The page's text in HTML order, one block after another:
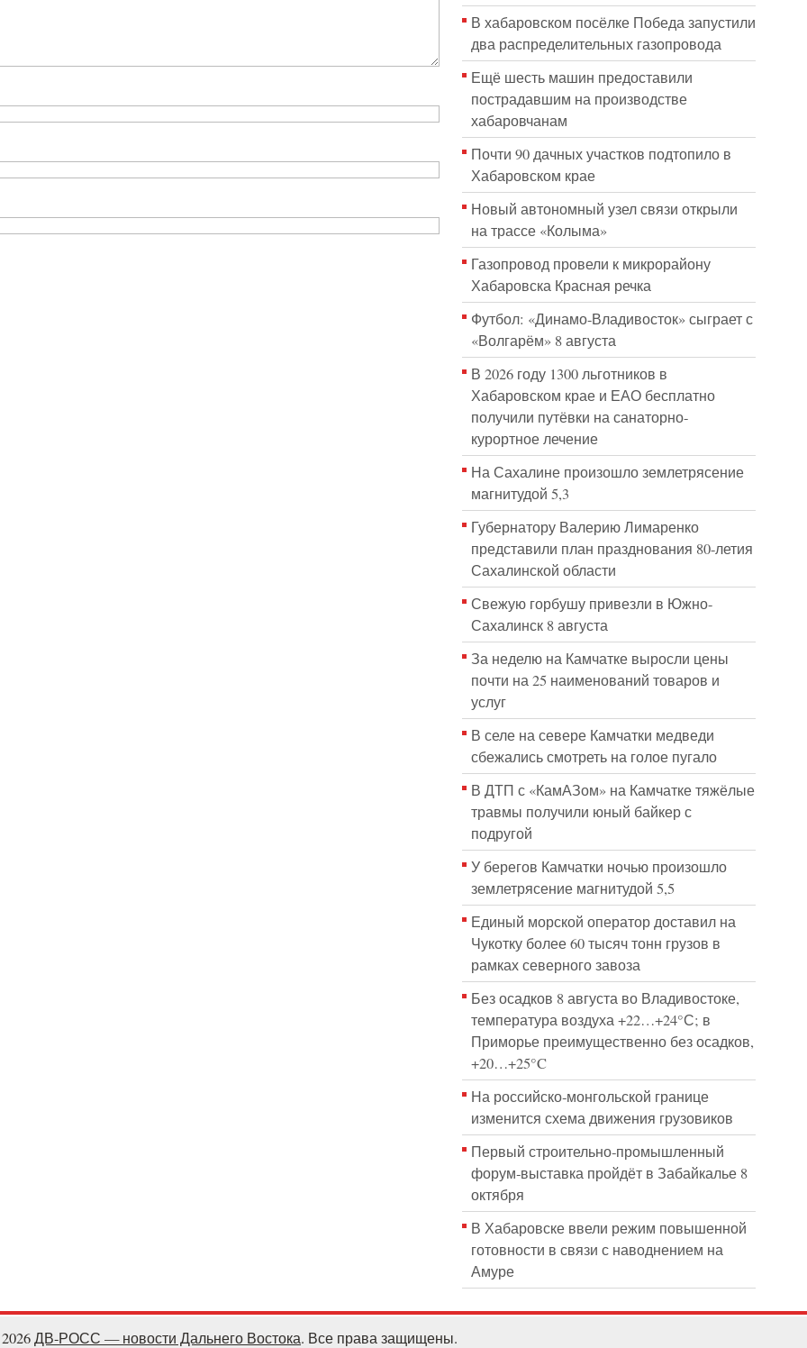
В хабаровском посёлке Победа запустили
два распределительных газопровода
Ещё шесть машин предоставили
пострадавшим на производстве
хабаровчанам
Почти 90 дачных участков подтопило в
Хабаровском крае
Новый автономный узел связи открыли
на трассе «Колыма»
Газопровод провели к микрорайону
Хабаровска Красная речка
Футбол: «Динамо-Владивосток» сыграет с
«Волгарём» 8 августа
В 2026 году 1300 льготников в
Хабаровском крае и ЕАО бесплатно
получили путёвки на санаторно-
курортное лечение
На Сахалине произошло землетрясение
магнитудой 5,3
Губернатору Валерию Лимаренко
представили план празднования 80-летия
Сахалинской области
Свежую горбушу привезли в Южно-
Сахалинск 8 августа
За неделю на Камчатке выросли цены
почти на 25 наименований товаров и
услуг
В селе на севере Камчатки медведи
сбежались смотреть на голое пугало
В ДТП с «КамАЗом» на Камчатке тяжёлые
травмы получили юный байкер с
подругой
У берегов Камчатки ночью произошло
землетрясение магнитудой 5,5
Единый морской оператор доставил на
Чукотку более 60 тысяч тонн грузов в
рамках северного завоза
Без осадков 8 августа во Владивостоке,
температура воздуха +22…+24°С; в
Приморье преимущественно без осадков,
+20…+25°C
На российско‑монгольской границе
изменится схема движения грузовиков
Первый строительно‑промышленный
форум‑выставка пройдёт в Забайкалье 8
октября
В Хабаровске ввели режим повышенной
готовности в связи с наводнением на
Амуре
ДВ-РОСС — новости Дальнего Востока. Все права защищены.